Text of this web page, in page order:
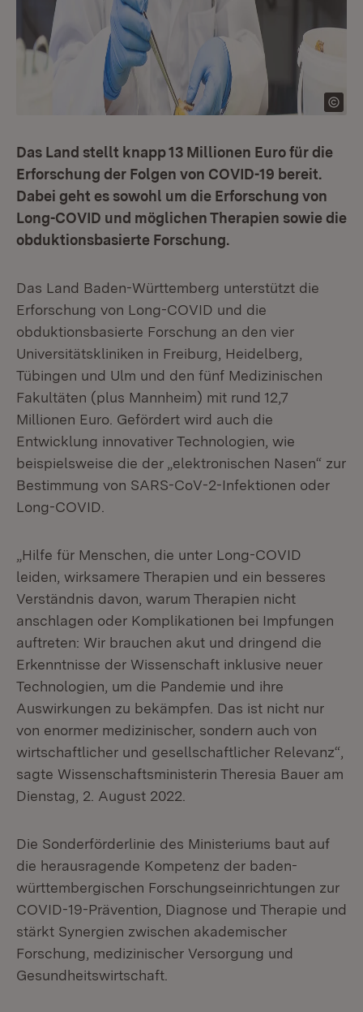
Das Land stellt knapp 13 Millionen Euro für die
Erforschung der Folgen von COVID-19 bereit.
Dabei geht es sowohl um die Erforschung von
Long-COVID und möglichen Therapien sowie die
obduktionsbasierte Forschung.
Das Land Baden-Württemberg unterstützt die
Erforschung von Long-COVID und die
obduktionsbasierte Forschung an den vier
Universitätskliniken in Freiburg, Heidelberg,
Tübingen und Ulm und den fünf Medizinischen
Fakultäten (plus Mannheim) mit rund 12,7
Millionen Euro. Gefördert wird auch die
Entwicklung innovativer Technologien, wie
beispielsweise die der „elektronischen Nasen“ zur
Bestimmung von SARS-CoV-2-Infektionen oder
Long-COVID.
„Hilfe für Menschen, die unter Long-COVID
leiden, wirksamere Therapien und ein besseres
Verständnis davon, warum Therapien nicht
anschlagen oder Komplikationen bei Impfungen
auftreten: Wir brauchen akut und dringend die
Erkenntnisse der Wissenschaft inklusive neuer
Technologien, um die Pandemie und ihre
Auswirkungen zu bekämpfen. Das ist nicht nur
von enormer medizinischer, sondern auch von
wirtschaftlicher und gesellschaftlicher Relevanz“,
sagte Wissenschaftsministerin Theresia Bauer am
Dienstag, 2. August 2022.
Die Sonderförderlinie des Ministeriums baut auf
die herausragende Kompetenz der baden-
württembergischen Forschungseinrichtungen zur
COVID-19-Prävention, Diagnose und Therapie und
stärkt Synergien zwischen akademischer
Forschung, medizinischer Versorgung und
Gesundheitswirtschaft.